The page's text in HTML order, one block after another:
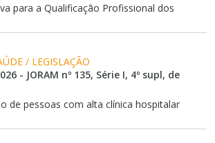
para a Qualificação Profissional dos
/ LEGISLAÇÃO
- JORAM nº 135, Série I, 4º supl, de
de pessoas com alta clínica hospitalar